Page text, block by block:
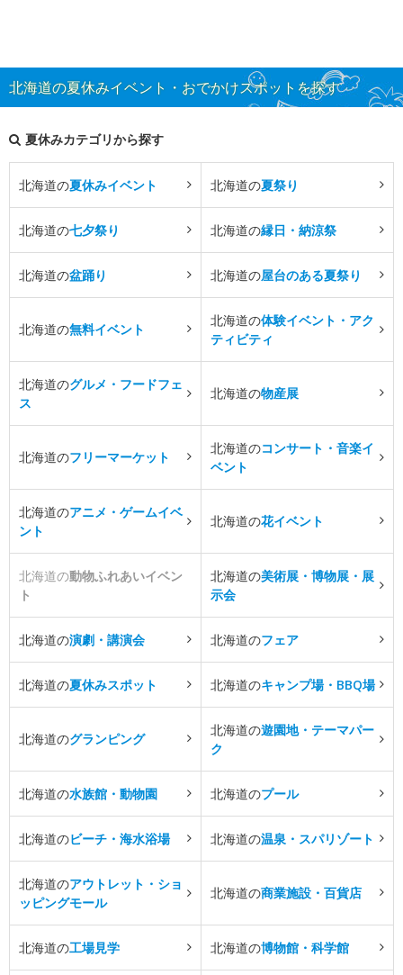
北海道の夏休みイベント・おでかけスポットを探す
夏休みカテゴリから探す
北海道の夏休みイベント 北海道の夏祭り
北海道の七夕祭り 北海道の縁日・納涼祭
北海道の盆踊り 北海道の屋台のある夏祭り
北海道の無料イベント
北海道の体験イベント・アク
ティビティ
北海道のグルメ・フードフェ
ス
北海道の物産展
北海道のフリーマーケット
北海道のコンサート・音楽イ
ベント
北海道のアニメ・ゲームイベ
ント
北海道の花イベント
北海道の動物ふれあいイベン
ト
北海道の美術展・博物展・展
示会
北海道の演劇・講演会 北海道のフェア
北海道の夏休みスポット 北海道のキャンプ場・BBQ場
北海道のグランピング
北海道の遊園地・テーマパー
ク
北海道の水族館・動物園 北海道のプール
北海道のビーチ・海水浴場 北海道の温泉・スパリゾート
北海道のアウトレット・ショ
ッピングモール
北海道の商業施設・百貨店
北海道の工場見学 北海道の博物館・科学館